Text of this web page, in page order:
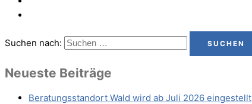
Suchen nach:
Neu­es­te Beiträge
Bera­tungs­stand­ort Wald wird ab Juli 2026 eingestellt